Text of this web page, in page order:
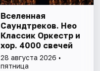
Вселенная
Саундтреков. Нео
Классик Оркестр и
хор. 4000 свечей
28 августа 2026 •
пятница